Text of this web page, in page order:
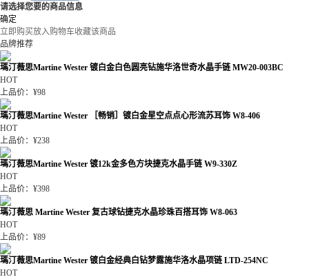
请选择您要的商品信息
确定
立即购买放入购物车收藏该商品
品牌推荐
瑪汀薇思Martine Wester 镀白金白色圆亮钻施华洛世奇水晶手链 MW20-003BC
HOT
上品价：¥98
瑪汀薇思Martine Wester ［畅销］镀白金星空点点心形流苏耳饰 W8-406
HOT
上品价：¥238
瑪汀薇思Martine Wester 镀12k金多色方块捷克水晶手链 W9-330Z
HOT
上品价：¥398
瑪汀薇思 Martine Wester 复古球钻捷克水晶珍珠百搭耳饰 W8-063
HOT
上品价：¥89
瑪汀薇思Martine Wester 镀白金经典白钻梦露施华洛水晶项链 LTD-254NC
HOT